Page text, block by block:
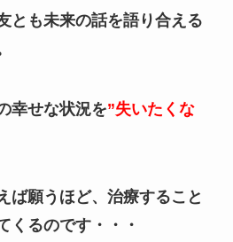
とも未来の話を語り合える
幸せな状況を”失いたくな
ば願うほど、治療すること
くるのです・・・